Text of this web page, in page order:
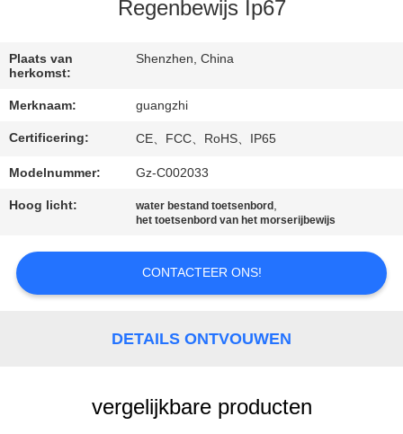
EEN
CITAAT
PRIVACY
Regenbewijs Ip67
Plaats van
herkomst:
Shenzhen, China
Merknaam: guangzhi
Certificering: CE、FCC、RoHS、IP65
Modelnummer: Gz-C002033
Hoog licht: water bestand toetsenbord ,
het toetsenbord van het morserijbewijs
CONTACTEER ONS!
DETAILS ONTVOUWEN
vergelijkbare producten